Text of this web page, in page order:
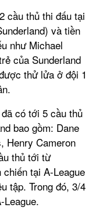
cầu thủ thi đấu tại
và tiền
như Michael
của Sunderland
thử lửa ở đội 1
có tới 5 cầu thủ
bao gồm: Dane
Henry Cameron
thủ tới từ
tại A-League
tập. Trong đó, 3/4